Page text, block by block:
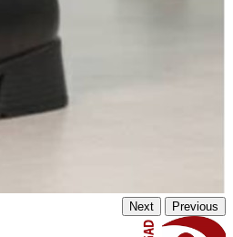
Previous
Next